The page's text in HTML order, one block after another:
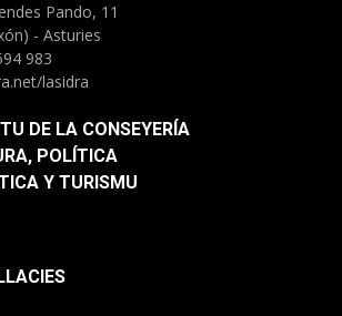
Pando, 11
- Asturies
983
lasidra
DE LA CONSEYERÍA
POLÍTICA
Y TURISMU